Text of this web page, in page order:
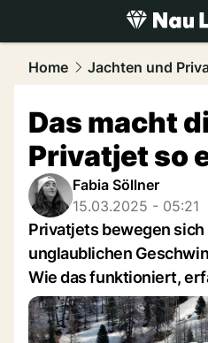
luxury.NAU.ch
Home Jachten und
Das macht
Privatjet so
Fabia Söllner
15.03.2025 - 05:21
Privatjets bewegen
unglaublichen
Wie das funktioniert,